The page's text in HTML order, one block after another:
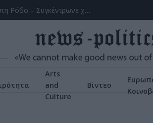
Χειροπέδες σε 43χρονη για εμπορία ανηλίκου στη Ρόδο – Συγκέντρωνε χρήματα από συμπονετικούς τουρίστες
Arts
and
Culture
Βίντεο